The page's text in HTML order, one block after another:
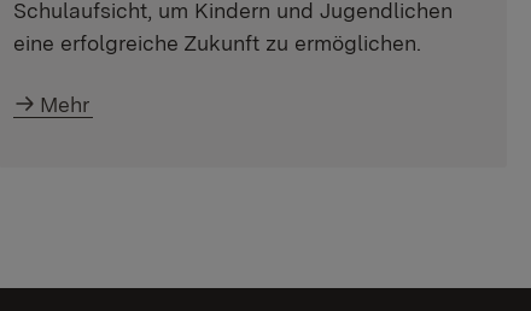
Schulaufsicht, um Kindern und Jugendlichen
eine erfolgreiche Zukunft zu ermöglichen.
Mehr